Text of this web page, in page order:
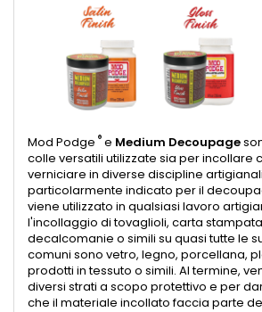
Mod Podge ® e Medium Decoupage
colle versatili utilizzate sia per incollare
verniciare in diverse discipline
particolarmente indicato per il
viene utilizzato in qualsiasi lavoro
l'incollaggio di tovaglioli, carta
decalcomanie o simili su quasi tutte le
comuni sono vetro, legno, porcellana,
prodotti in tessuto o simili. Al termine,
diversi strati a scopo protettivo e per
che il materiale incollato faccia parte